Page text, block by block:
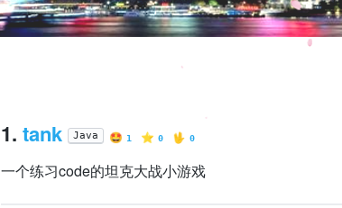
1. tank Java 🤩 1 ⭐️ 0 🖖 0
一个练习code的坦克大战小游戏